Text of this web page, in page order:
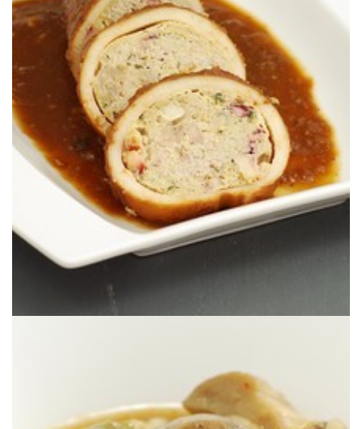
PROYECTO ROCA: CALAMARES
RELLENOS
Una exquisita receta tradicional con sabor a infancia.